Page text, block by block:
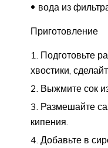
вода из
Приготовление
Подготовьте
хвостики,
Выжмите сок
Размешайте
кипения.
Добавьте в